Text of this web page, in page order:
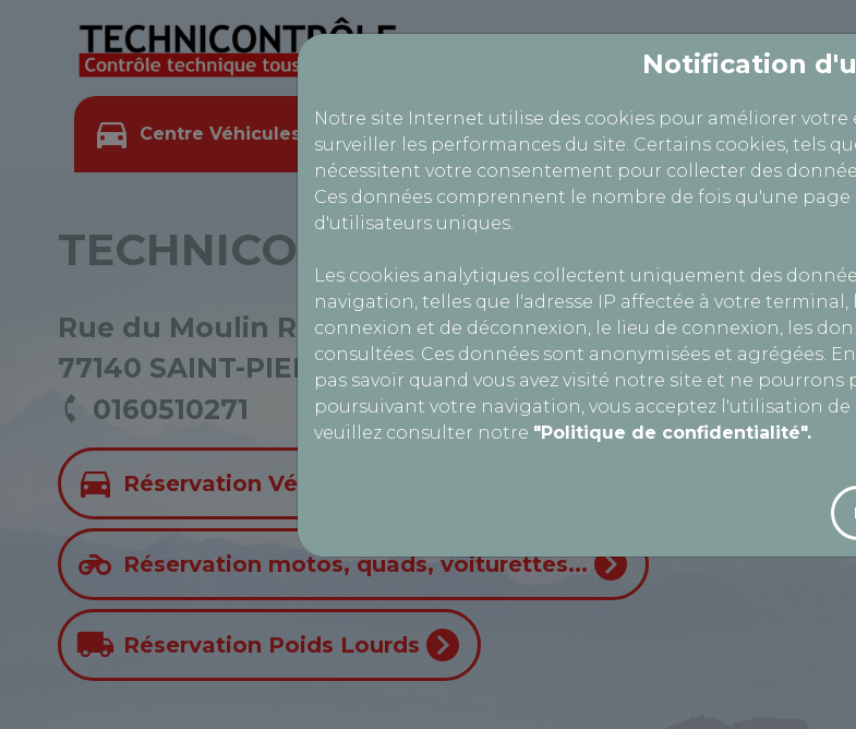
Notification
Notre site Internet utilise des cookies pour améliorer
surveiller les performances du site. Certains cookies, tels
nécessitent votre consentement pour collecter des
Ces données comprennent le nombre de fois qu'une
d'utilisateurs uniques.
Les cookies analytiques collectent uniquement des
navigation, telles que l'adresse IP affectée à votre terminal,
connexion et de déconnexion, le lieu de connexion, les
consultées. Ces données sont anonymisées et agrégées.
pas savoir quand vous avez visité notre site et ne pourrons
poursuivant votre navigation, vous acceptez l'utilisation de
veuillez consulter notre "Politique de confidentialité".
Centre Véhicules Légers Centre Poids Lourds Centre
TECHNICONTROLE VL
Rue du Moulin Rouge,
77140 SAINT-PIERRE-LÈS-NEMOURS
0160510271
Réservation Véhicules Légers
Réservation motos, quads, voiturettes...
Réservation Poids Lourds